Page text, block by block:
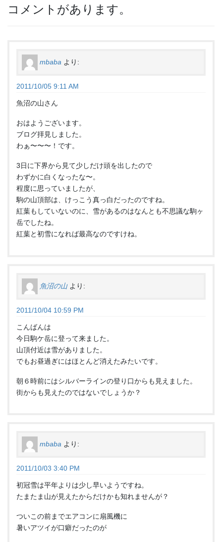
コメントがあります。
mbaba より:
2011/10/05 9:11 AM
魚沼の山さん
おはようございます。
ブログ拝見しました。
わぁ〜〜〜！です。
3日に下界から見て少しだけ頭を出したので
わずかに白くなったな〜。
程度に思っていましたが、
駒の山頂部は、けっこう真っ白だったのですね。
紅葉もしていないのに、雪があるのはなんとも不思議な駒ヶ
岳でしたね。
紅葉と初雪になれば最高なのですけね。
魚沼の山 より:
2011/10/04 10:59 PM
こんばんは
今日駒ケ岳に登って来ました。
山頂付近は雪がありました。
でもお昼過ぎにはほとんど消えたみたいです。
朝６時前にはシルバーラインの登り口からも見えました。
街からも見えたのではないでしょうか？
mbaba より:
2011/10/03 3:40 PM
初冠雪は平年よりは少し早いようですね。
たまたま山が見えたからだけかも知れませんが？
ついこの前までエアコンに扇風機に
暑いアツイが口癖だったのが